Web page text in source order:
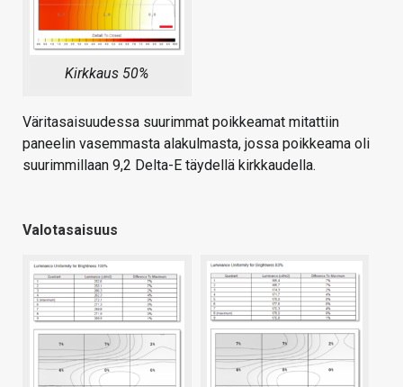
Kirkkaus 50%
Väritasaisuudessa suurimmat poikkeamat mitattiin
paneelin vasemmasta alakulmasta, jossa poikkeama oli
suurimmillaan 9,2 Delta-E täydellä kirkkaudella.
Valotasaisuus